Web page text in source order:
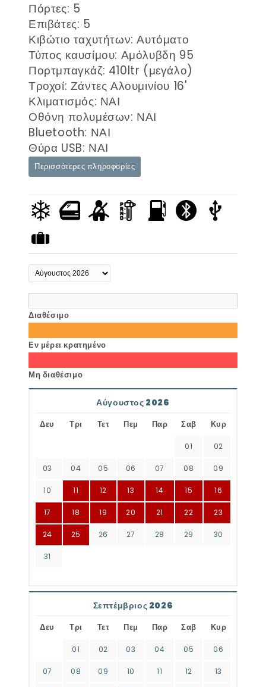
Πόρτες: 5
Επιβάτες: 5
Κιβώτιο ταχυτήτων: Αυτόματο
Τύπος καυσίμου: Αμόλυβδη 95
Πορτμπαγκάζ: 410ltr (μεγάλο)
Τροχοί: Ζάντες Αλουμινίου 16'
Κλιματισμός: ΝΑΙ
Οθόνη πολυμέσων: ΝΑΙ
Bluetooth: ΝΑΙ
Θύρα USB: ΝΑΙ
Περισσότερες πληροφορίες
Διαθέσιμο
Εν μέρει κρατημένο
Μη διαθέσιμο
Αύγουστος 2026
Δευ Τρι Τετ Πεμ Παρ Σαβ Κυρ
01 02
03 04 05 06 07 08 09
10 11 12 13 14 15 16
17 18 19 20 21 22 23
24 25 26 27 28 29 30
31
Σεπτέμβριος 2026
Δευ Τρι Τετ Πεμ Παρ Σαβ Κυρ
01 02 03 04 05 06
07 08 09 10 11 12 13